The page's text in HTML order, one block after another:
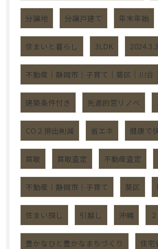
分譲地 分譲戸建て 年末年始
住まいと暮らし 3LDK
不動産｜静岡市｜子育て｜葵区｜川合
建築条件付き 先進的窓リノベ
CO２排出削減 省エネ 健康で
買取 買取査定 不動産査定
不動産｜静岡市｜子育て 葵区
住まい探し 引越し 沖縄
豊かなひと豊かなまちづくり 住宅